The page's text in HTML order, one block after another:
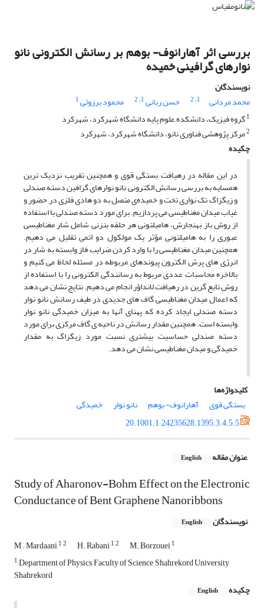
بررسی اثر آهارانوف- بوهم بر رسانش الکترونی نانو
نوارهای گرافینی خمیده
نویسندگان
محمد مردانی
1، 2 حسن ربانی1، 2 محمود برزوئی1
1گروه فیزیک، دانشکده علوم پایه دانشگاه شهرکرد، شهرکرد
2مرکز پژوهشی فناوری نانو، دانشگاه شهرکرد، شهرکرد
چکیده
در این مقاله در رهیافت بستگی قوی و همچنین تقریب نزدیک ترین
همسایه به بررسی رسانش الکترونی نانو نوارهای گرافین دسته صندلی
و زیگزاگ تک نواری تخت و خمیده‌ی متصل به دو هادی فلزی در حضور و
غیاب میدان مغناطیسی می پردازیم. برای مورد دسته صندلی با استفاده
از روش باز بهنجارش، هامیلتونی هر حلقه بنزنی شامل شار مغناطیسی
عبوری را به هامیلتونی مؤثر یک مولکول دو اتمی تقلیل می دهیم.
همچنین میدان مغناطیسی را با وارد کردن ضرایب فاز وابسته به شار در
انرژی های پرش الکترون پیوندهای مربوطه در مسئله لحاظ می کنیم و
بالاخره محاسبات عددی مربوط به رسانندگی الکترونی را با استفاده از
روش تابع گرین در رهیافت لانداؤر انجام می دهیم. نتایج نشان می دهد
که اعمال میدان مغناطیسی گاف های جدیدی در طیف رسانش نانو نوار
دسته صندلی ایجاد کرده که پهنای آنها به میزان خمیدگی نانو نوار
وابسته است. همچنین مقدار رسانش در ناحیه ی گاف مرکزی برای مورد
دسته صندلی حساسیت بیشتری نسبت مورد زیگزاگ به مقدار
خمیدگی و میدان مغناطیسی نشان می دهد.
کلیدواژه‌ها
بستگی قوی
آهارانوف- بوهم نانو نوار
خمیدگی
20.1001.1.24235628.1395.3.4.5.5
عنوان مقاله English
Study of Aharonov-Bohm Effect on the Electronic
Conductance of Bent Graphene Nanoribbons
نویسندگان English
M . Mardaani12 H. Rabani12 M. Borzouei1
1Department of Physics, Faculty of Science, Shahrekord University,
Shahrekord
چکیده
English